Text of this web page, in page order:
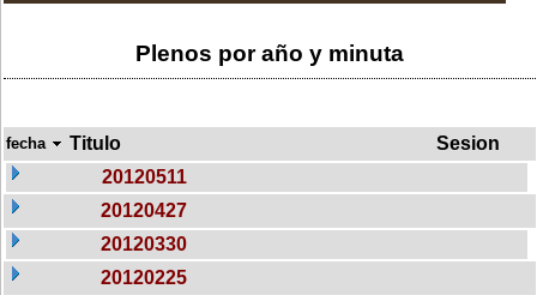
Plenos por año y minuta
fecha Titulo
Sesion
20120511
20120427
20120330
20120225